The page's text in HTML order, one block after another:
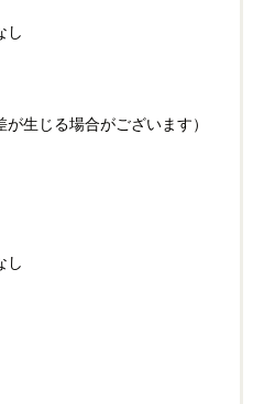
し
生じる場合がございます）
し